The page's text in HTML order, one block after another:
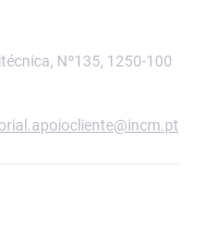
Nº135, 1250-100